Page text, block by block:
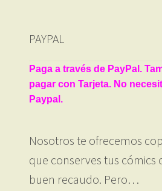
PAYPAL
Paga a través de PayPal.
pagar con Tarjeta. No
Paypal.
Nosotros te ofrecemos
que conserves tus cómics
buen recaudo. Pero…